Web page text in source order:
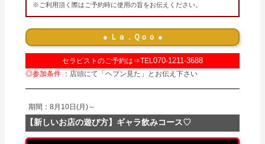
※ご利用頂く際はご予約時に使用の旨をお伝えください。
● Ｌａ．Ｑｏｏ ●
セラピストのご予約は⇒TEL 070-1211-3688
◎参加条件 ：店頭にて「ヘブン見た」とお伝え下さい
期間：8月10日(月)～
【新しいお店の遊び方】ギャラ飲みコース♡